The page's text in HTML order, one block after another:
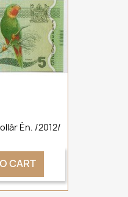
Én. /2012/
CART